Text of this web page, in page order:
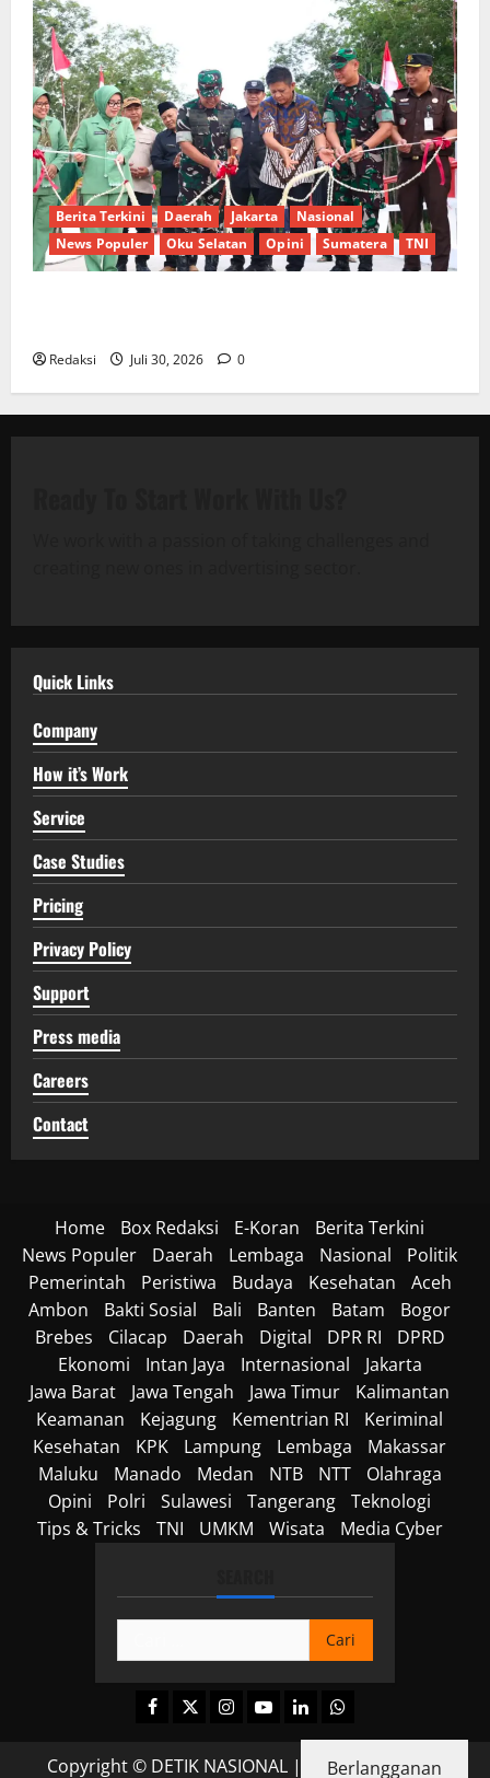
Berita Terkini Daerah Jakarta
Nasional
News Populer
Oku Selatan Opini Sumatera TNI
Redaksi Juli 30, 2026 0
Quick Links
Company
How it’s Work
Service
Case Studies
Pricing
Privacy Policy
Support
Press media
Careers
Contact
Home Box Redaksi E-Koran
Berita Terkini
News Populer
Daerah Lembaga Nasional
Politik
Pemerintah
Peristiwa Budaya Kesehatan
Aceh
Ambon
Bakti Sosial Bali Banten Batam
Bogor
Brebes
Cilacap Daerah Digital DPR RI
DPRD
Ekonomi
Intan Jaya Internasional
Jakarta
Jawa Barat
Jawa Tengah Jawa Timur
Kalimantan
Keamanan
Kejagung Kementrian RI
Keriminal
Kesehatan
KPK Lampung Lembaga
Makassar
Maluku
Manado Medan NTB NTT
Olahraga
Opini
Polri Sulawesi Tangerang
Teknologi
Tips & Tricks
TNI UMKM Wisata Media Cyber
untuk:
Facebook
TwitterInstagram
YoutubeLinkedinWhatsapp
Copyright © DETIK NASIONAL | MoreNewsby AF
Berlangganan